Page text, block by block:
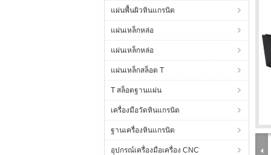
แผ่นพื้นผิวหินแกรนิต
แผ่นเหล็กหล่อ
แผ่นเหล็กหล่อ
แผ่นเหล็กสล็อต T
T สล็อตฐานแผ่น
เครื่องมือวัดหินแกรนิต
ฐานเครื่องหินแกรนิต
อุปกรณ์เครื่องมือเครื่อง CNC